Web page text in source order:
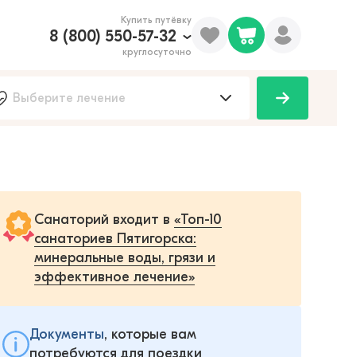
Купить путёвку
8 (800) 550-57-32
круглосуточно
Санаторий входит в «Топ-10
санаториев Пятигорска:
минеральные воды, грязи и
эффективное лечение»
Документы, которые вам
потребуются для поездки